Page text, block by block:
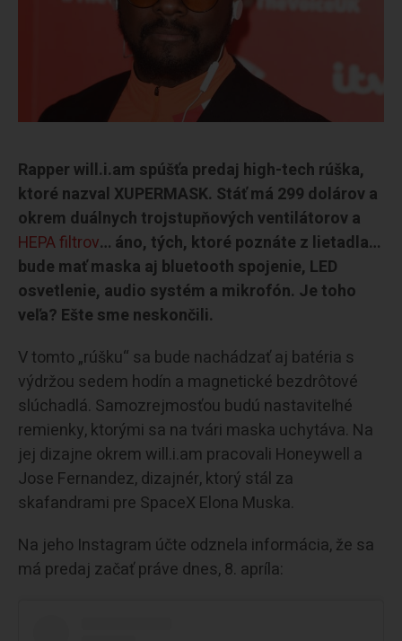
Rapper will.i.am spúšťa predaj high-tech rúška,
ktoré nazval XUPERMASK. Stáť má 299 dolárov a
okrem duálnych trojstupňových ventilátorov a
HEPA filtrov… áno, tých, ktoré poznáte z lietadla…
bude mať maska aj bluetooth spojenie, LED
osvetlenie, audio systém a mikrofón. Je toho
veľa? Ešte sme neskončili.
V tomto „rúšku“ sa bude nachádzať aj batéria s
výdržou sedem hodín a magnetické bezdrôtové
slúchadlá. Samozrejmosťou budú nastaviteľné
remienky, ktorými sa na tvári maska uchytáva. Na
jej dizajne okrem will.i.am pracovali Honeywell a
Jose Fernandez, dizajnér, ktorý stál za
skafandrami pre SpaceX Elona Muska.
Na jeho Instagram účte odznela informácia, že sa
má predaj začať práve dnes, 8. apríla: